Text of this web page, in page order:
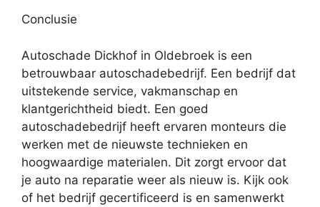
Conclusie
Autoschade Dickhof in Oldebroek is een
betrouwbaar autoschadebedrijf. Een bedrijf dat
uitstekende service, vakmanschap en
klantgerichtheid biedt. Een goed
autoschadebedrijf heeft ervaren monteurs die
werken met de nieuwste technieken en
hoogwaardige materialen. Dit zorgt ervoor dat
je auto na reparatie weer als nieuw is. Kijk ook
of het bedrijf gecertificeerd is en samenwerkt